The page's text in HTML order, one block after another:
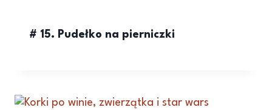
# 15. Pudełko na pierniczki